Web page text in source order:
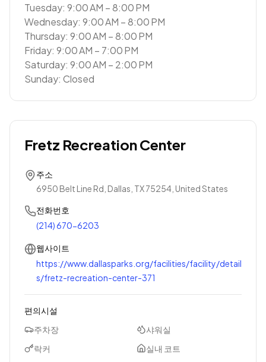
Tuesday: 9:00 AM – 8:00 PM
Wednesday: 9:00 AM – 8:00 PM
Thursday: 9:00 AM – 8:00 PM
Friday: 9:00 AM – 7:00 PM
Saturday: 9:00 AM – 2:00 PM
Sunday: Closed
Fretz Recreation Center
주소
6950 Belt Line Rd, Dallas, TX 75254, United States
전화번호
(214) 670-6203
웹사이트
https://www.dallasparks.org/facilities/facility/detail
s/fretz-recreation-center-371
편의시설
주차장
샤워실
락커
실내 코트